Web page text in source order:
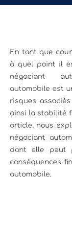
En tant que
à quel point il
négociant
automobile est
risques
ainsi la stabilité
article, nous
négociant
dont elle peut
conséquences
automobile.